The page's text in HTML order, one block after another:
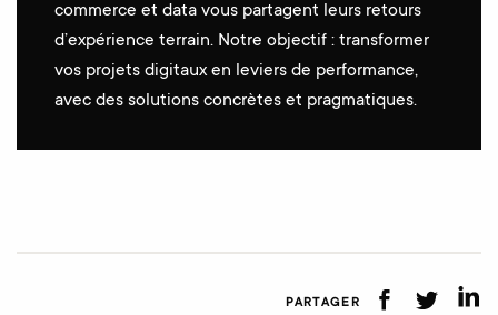
commerce et data vous partagent leurs retours
d’expérience terrain. Notre objectif : transformer
vos projets digitaux en leviers de performance,
avec des solutions concrètes et pragmatiques.
PARTAGER